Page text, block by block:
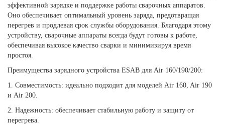
эффективной зарядке и поддержке работы сварочных аппаратов.
Оно обеспечивает оптимальный уровень заряда, предотвращая
перегрев и продлевая срок службы оборудования. Благодаря этому
устройству, сварочные аппараты всегда будут готовы к работе,
обеспечивая высокое качество сварки и минимизируя время
простоя.
Преимущества зарядного устройства ESAB для Air 160/190/200:
1. Совместимость: идеально подходит для моделей Air 160, Air 190
и Air 200.
2. Надежность: обеспечивает стабильную работу и защиту от
перегрева.